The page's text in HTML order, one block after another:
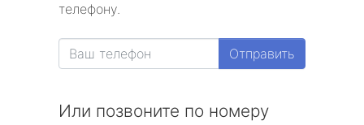
телефону.
Отправить
Или позвоните по номеру